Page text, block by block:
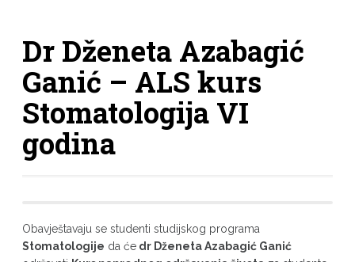
Dr Dženeta Azabagić
Ganić – ALS kurs
Stomatologija VI
godina
Obavještavaju se studenti studijskog programa
Stomatologije da ćedr Dženeta Azabagić Ganić